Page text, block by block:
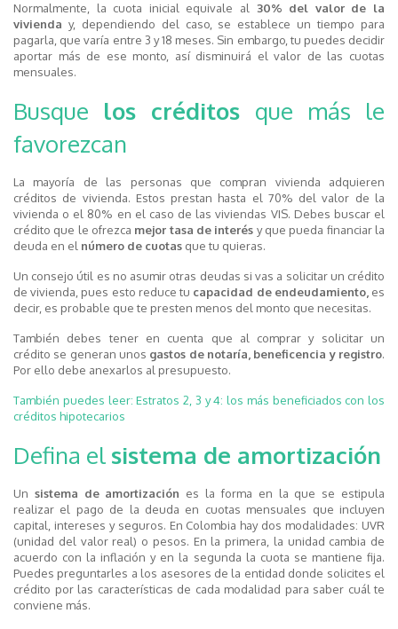
Normalmente, la cuota inicial equivale al 30% del valor de la
vivienda y, dependiendo del caso, se establece un tiempo para
pagarla, que varía entre 3 y 18 meses. Sin embargo, tu puedes decidir
aportar más de ese monto, así disminuirá el valor de las cuotas
mensuales.
Busque los créditos que más le
favorezcan
La mayoría de las personas que compran vivienda adquieren
créditos de vivienda. Estos prestan hasta el 70% del valor de la
vivienda o el 80% en el caso de las viviendas VIS. Debes buscar el
crédito que le ofrezca mejor tasa de interés y que pueda financiar la
deuda en el número de cuotas que tu quieras.
Un consejo útil es no asumir otras deudas si vas a solicitar un crédito
de vivienda, pues esto reduce tu capacidad de endeudamiento, es
decir, es probable que te presten menos del monto que necesitas.
También debes tener en cuenta que al comprar y solicitar un
crédito se generan unos gastos de notaría, beneficencia y registro.
Por ello debe anexarlos al presupuesto.
También puedes leer: Estratos 2, 3 y 4: los más beneficiados con los
créditos hipotecarios
Defina el sistema de amortización
Un sistema de amortización es la forma en la que se estipula
realizar el pago de la deuda en cuotas mensuales que incluyen
capital, intereses y seguros. En Colombia hay dos modalidades: UVR
(unidad del valor real) o pesos. En la primera, la unidad cambia de
acuerdo con la inflación y en la segunda la cuota se mantiene fija.
Puedes preguntarles a los asesores de la entidad donde solicites el
crédito por las características de cada modalidad para saber cuál te
conviene más.